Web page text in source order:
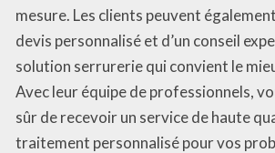
mesure. Les clients peuvent
devis personnalisé et d’un conseil
solution serrurerie qui convient le
Avec leur équipe de professionnels,
sûr de recevoir un service de haute
traitement personnalisé pour vos